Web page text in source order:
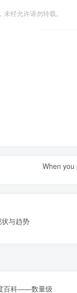
经允许请勿转载。
When you
与趋势
百科——数量级